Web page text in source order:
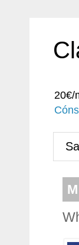
20€/